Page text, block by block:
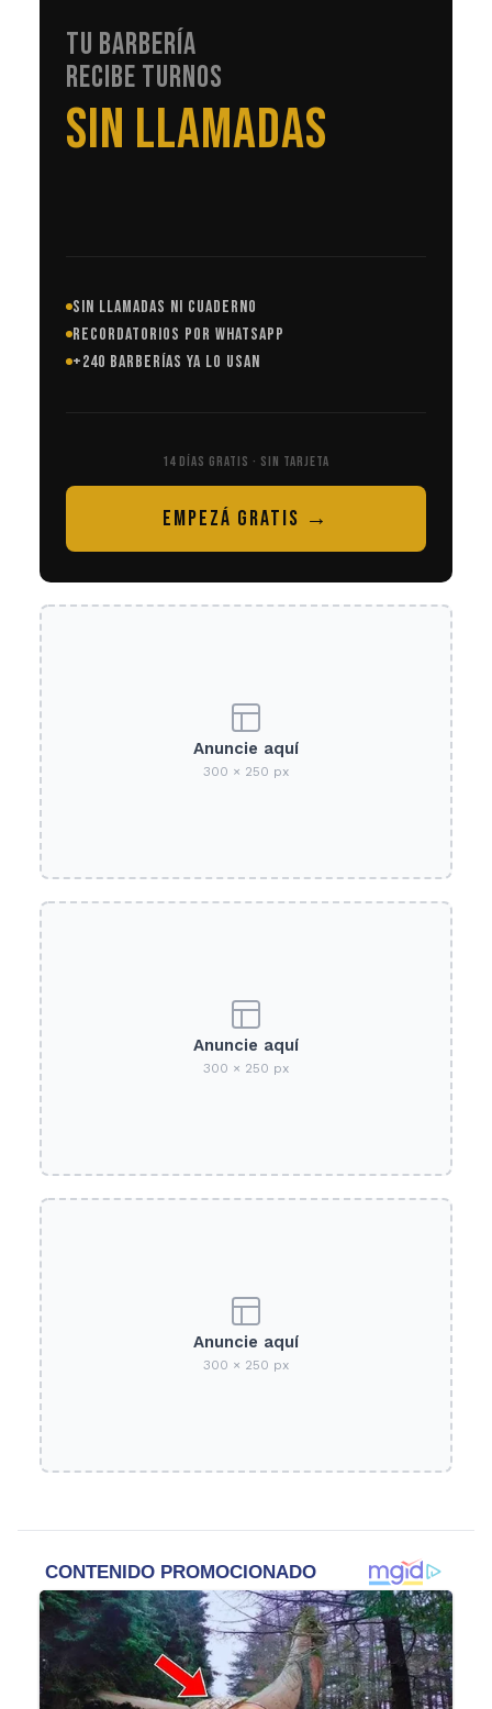
TU BARBERÍA
RECIBE TURNOS
EN AUTOMÁTICO
SIN LLAMADAS NI CUADERNO
RECORDATORIOS POR WHATSAPP
+240 BARBERÍAS YA LO USAN
14 DÍAS GRATIS · SIN TARJETA
EMPEZÁ GRATIS →
Anuncie aquí
300 × 250 px
Anuncie aquí
300 × 250 px
Anuncie aquí
300 × 250 px